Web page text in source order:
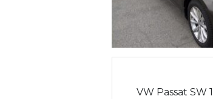
VW Passat SW